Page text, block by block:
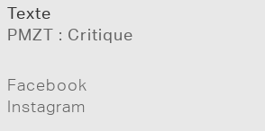
Texte
PMZT : Critique
Facebook
Instagram